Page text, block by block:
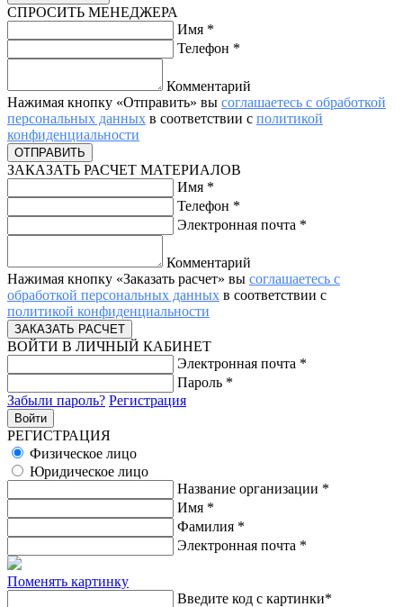
СПРОСИТЬ МЕНЕДЖЕРА
Имя *
Телефон *
Комментарий
Нажимая кнопку «Отправить» вы соглашаетесь с обработкой
персональных данных в соответствии с политикой
конфиденциальности
ЗАКАЗАТЬ РАСЧЕТ МАТЕРИАЛОВ
Имя *
Телефон *
Электронная почта *
Комментарий
Нажимая кнопку «Заказать расчет» вы соглашаетесь с
обработкой персональных данных в соответствии с
политикой конфиденциальности
ВОЙТИ В ЛИЧНЫЙ КАБИНЕТ
Электронная почта *
Пароль *
Забыли пароль? Регистрация
РЕГИСТРАЦИЯ
Физическое лицо
Юридическое лицо
Название организации *
Имя *
Фамилия *
Электронная почта *
Поменять картинку
Введите код с картинки*